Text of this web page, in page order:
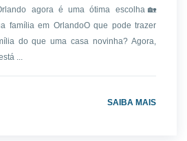
agora é uma ótima escolha🏡
família em OrlandoO que pode trazer
do que uma casa novinha? Agora,
...
SAIBA MAIS